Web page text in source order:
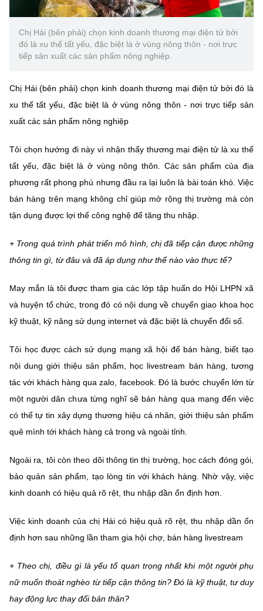
Chị Hái (bên phải) chọn kinh doanh thương mại điện tử bởi
đó là xu thế tất yếu, đặc biệt là ở vùng nông thôn - nơi trực
tiếp sản xuất các sản phẩm nông nghiệp.
Chị Hái (bên phải) chọn kinh doanh thương mại điện tử bởi đó là
xu thế tất yếu, đặc biệt là ở vùng nông thôn - nơi trực tiếp sản
xuất các sản phẩm nông nghiệp
Tôi chọn hướng đi này vì nhận thấy thương mại điện tử là xu thế
tất yếu, đặc biệt là ở vùng nông thôn. Các sản phẩm của địa
phương rất phong phú nhưng đầu ra lại luôn là bài toán khó. Việc
bán hàng trên mạng không chỉ giúp mở rộng thị trường mà còn
tận dụng được lợi thế công nghệ để tăng thu nhập.
+ Trong quá trình phát triển mô hình, chị đã tiếp cận được những
thông tin gì, từ đâu và đã áp dụng như thế nào vào thực tế?
May mắn là tôi được tham gia các lớp tập huấn do Hội LHPN xã
và huyện tổ chức, trong đó có nội dung về chuyển giao khoa học
kỹ thuật, kỹ năng sử dụng internet và đặc biệt là chuyển đổi số.
Tôi học được cách sử dụng mạng xã hội để bán hàng, biết tạo
nội dung giới thiệu sản phẩm, học livestream bán hàng, tương
tác với khách hàng qua zalo, facebook. Đó là bước chuyển lớn từ
một người dân chưa từng nghĩ sẽ bán hàng qua mạng đến việc
có thể tự tin xây dựng thương hiệu cá nhân, giới thiệu sản phẩm
quê mình tới khách hàng cả trong và ngoài tỉnh.
Ngoài ra, tôi còn theo dõi thông tin thị trường, học cách đóng gói,
bảo quản sản phẩm, tạo lòng tin với khách hàng. Nhờ vậy, việc
kinh doanh có hiệu quả rõ rệt, thu nhập dần ổn định hơn.
Việc kinh doanh của chị Hái có hiệu quả rõ rệt, thu nhập dần ổn
định hơn sau những lần tham gia hội chợ, bán hàng livestream
+ Theo chị, điều gì là yếu tố quan trọng nhất khi một người phụ
nữ muốn thoát nghèo từ tiếp cận thông tin? Đó là kỹ thuật, tư duy
hay động lực thay đổi bản thân?